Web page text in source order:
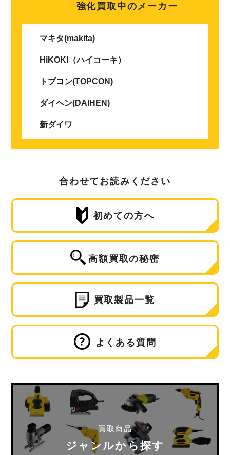
強化買取中のメーカー
マキタ(makita)
HiKOKI（ハイコーキ）
トプコン(TOPCON)
ダイヘン(DAIHEN)
新ダイワ
合わせてお読みください
初めての方へ
高額買取の秘密
買取製品一覧
よくある質問
買取商品
ジャンルから探す